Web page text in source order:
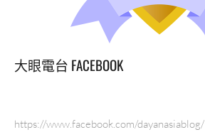
大眼電台 FACEBOOK
https://www.facebook.com/dayanasiablog/